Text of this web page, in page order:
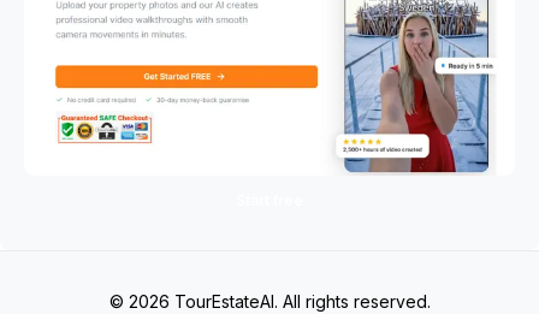
© 2026 TourEstateAI. All rights reserved.